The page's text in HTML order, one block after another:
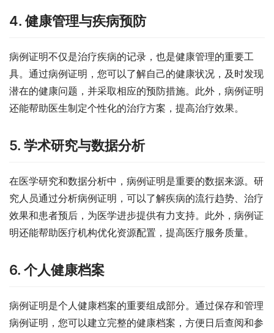
4. 健康管理与疾病预防
病例证明不仅是治疗疾病的记录，也是健康管理的重要工
具。通过病例证明，您可以了解自己的健康状况，及时发现
潜在的健康问题，并采取相应的预防措施。此外，病例证明
还能帮助医生制定个性化的治疗方案，提高治疗效果。
5. 学术研究与数据分析
在医学研究和数据分析中，病例证明是重要的数据来源。研
究人员通过分析病例证明，可以了解疾病的流行趋势、治疗
效果和患者预后，为医学进步提供有力支持。此外，病例证
明还能帮助医疗机构优化资源配置，提高医疗服务质量。
6. 个人健康档案
病例证明是个人健康档案的重要组成部分。通过保存和管理
病例证明，您可以建立完整的健康档案，方便日后查阅和参